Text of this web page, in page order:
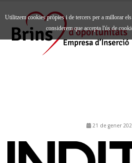
21 de gener
Utilitzem cookies pròpies i de tercers per a millorar
considerem que accepta l'ús de